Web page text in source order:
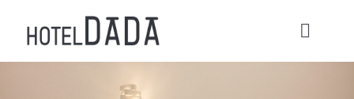
츠
Toggle